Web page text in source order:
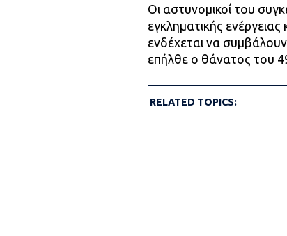
Οι αστυνομικοί του
εγκληματικής
ενδέχεται να
επήλθε ο θάνατος του
RELATED TOPICS: